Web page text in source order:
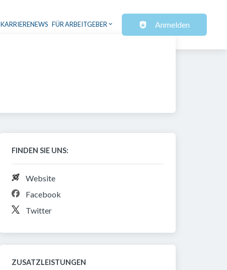
KARRIERENEWS FÜR ARBEITGEBER Anmelden
FINDEN SIE UNS:
Website
Facebook
Twitter
ZUSATZLEISTUNGEN